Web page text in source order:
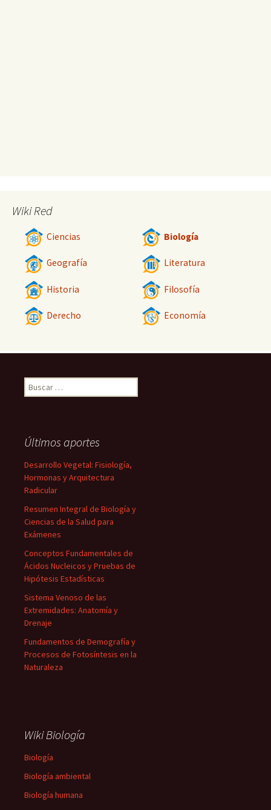
Wiki Red
Ciencias Biología
Geografía Literatura
Historia Filosofía
Derecho Economía
Buscar:
Últimos aportes
Desarrollo Vegetal: Fisiología,
Hormonas y Arquitectura
Radicular
Resumen Integral de Biología y
Ciencias de la Salud para
Exámenes
Conceptos Fundamentales de
Ácidos Nucleicos y Pruebas de
Hipótesis Estadísticas
Sistema Venoso de las
Extremidades: Anatomía y
Drenaje
Fundamentos de Demografía y
Procesos de Fotosíntesis en la
Naturaleza
Wiki Biología
Biología
Biología ambiental
Biología humana